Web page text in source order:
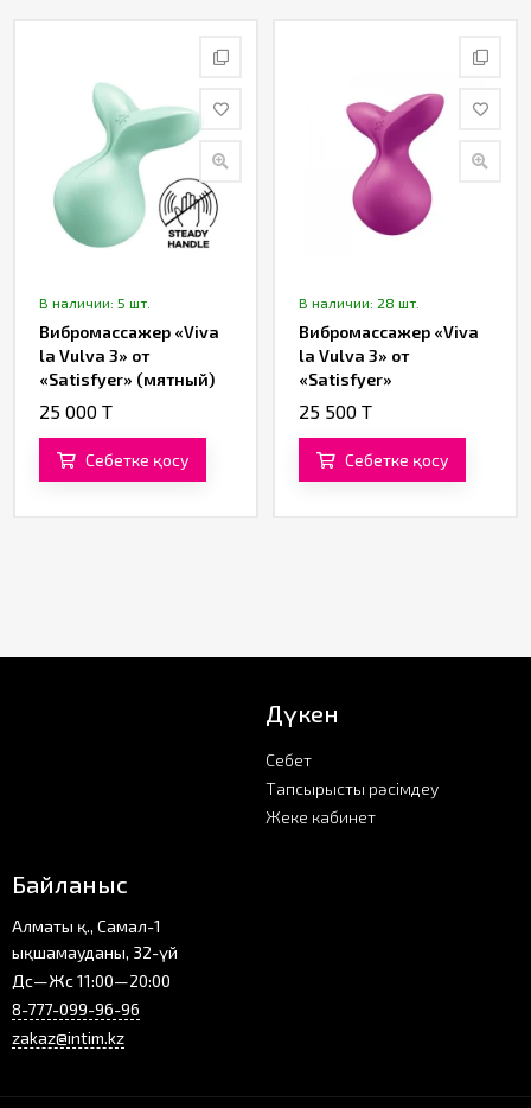
В наличии: 5 шт.
Вибромассажер «Viva
la Vulva 3» от
«Satisfyer» (мятный)
25 000 T
Себетке қосу
В наличии: 28 шт.
Вибромассажер «Viva
la Vulva 3» от
«Satisfyer»
(фиолетовый)
25 500 T
Себетке қосу
Дүкен
Себет
Тапсырысты рәсімдеу
Жеке кабинет
Байланыс
Алматы қ., Самал-1
ықшамауданы, 32-үй
Дс—Жс 11:00—20:00
8-777-099-96-96
zakaz@intim.kz